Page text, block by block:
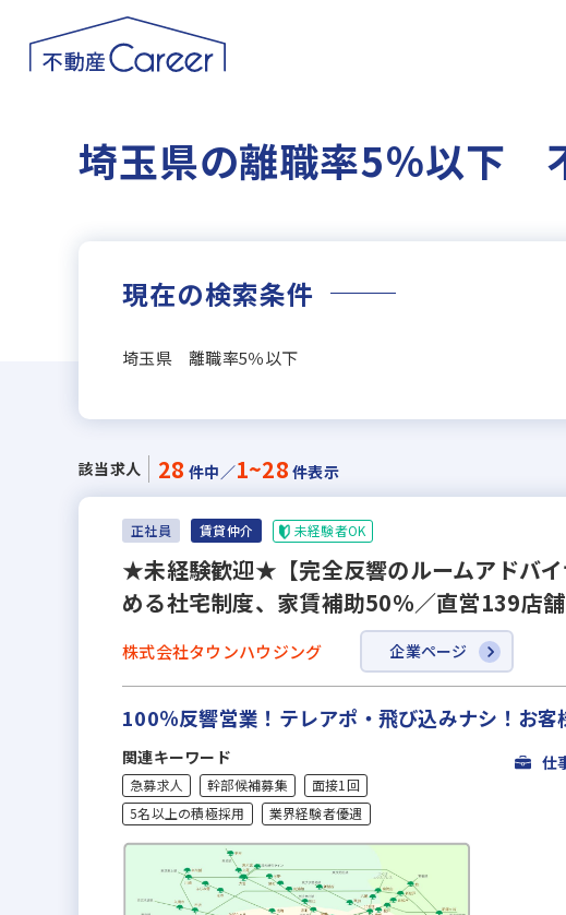
埼玉県の離職率5％以下
現在の検索条件
埼玉県 離職率5％以下
該当求人 28 件中／1~28 件表示
正社員 賃貸仲介 未経験者OK
★未経験歓迎★【完全反響のルームアドバ
める社宅制度、家賃補助50％／直営139店
株式会社タウンハウジング 企業ページ
100％反響営業！テレアポ・飛び込みナシ！お
関連キーワード
急募求人 幹部候補募集
面接1回
5名以上の積極採用
業界経験者優遇
仕